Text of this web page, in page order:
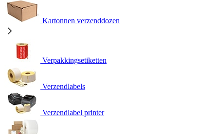
Kartonnen verzenddozen
Verpakkingsetiketten
Verzendlabels
Verzendlabel printer